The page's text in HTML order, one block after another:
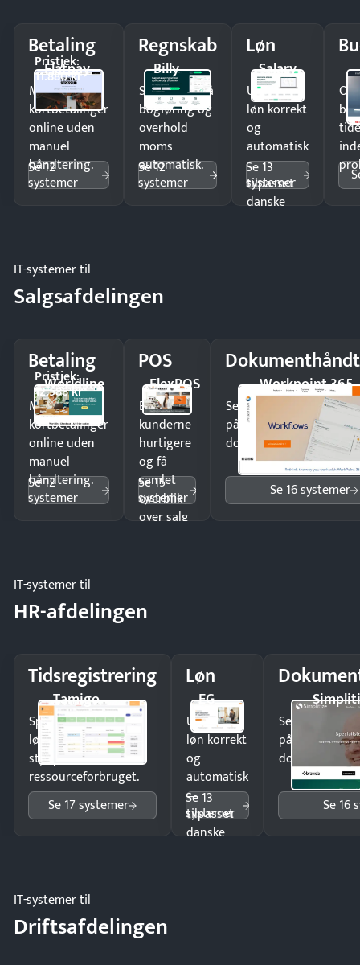
Betaling
Flatpay
Pristjek:
11.880 kr
Modtag
kortbetalinger
online uden
manuel
håndtering.
Se 12
systemer
Regnskab
Billy
Spar timer på
bogføring og
overhold
moms
automatisk.
Se 12
systemer
Løn
Salary
Udbetal
løn korrekt
og
automatisk
—
tilpasset
danske
Se 13
systemer
IT-systemer til
Salgsafdelingen
Betaling
Worldline
Pristjek:
12.588 kr
Modtag
kortbetalinger
online uden
manuel
håndtering.
Se 12
systemer
POS
FlexPOS
Ekspedér
kunderne
hurtigere
og få
samlet
overblik
over salg
Se 15
systemer
Workpoint 365
Send kontrakter til
på minutter og mist
dokumenter.
Se 16 systemer
IT-systemer til
HR-afdelingen
Tidsregistrering
Tamigo
Spar tid på
lønberegning og få
styr på
ressourceforbruget.
Se 17 systemer
Løn
EG
Udbetal
løn korrekt
og
automatisk
—
tilpasset
danske
Se 13
systemer
Send
på minutter
dokumenter.
Se 16
IT-systemer til
Driftsafdelingen